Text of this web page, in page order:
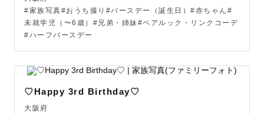
がもっと楽しく、自然な表情にもつながっていきます🕊️
そして当日は、安心してお任せいただけるように、お子様
一緒に作っていけたら嬉しいです🧸✨
お子様に「ひなっちゃんにまた会いたい！」と思ってもら
えるような、ゲストさまに寄り添いながら共にお子様の成
#家族写真#おうち撮り#バースデー（誕生日）#赤ちゃん#
未就学児（〜6歳）#兄弟・姉妹#ペアルック・リンクコーデ
#ハーフバースデー
♡Happy 3rd Birthday♡
大阪府